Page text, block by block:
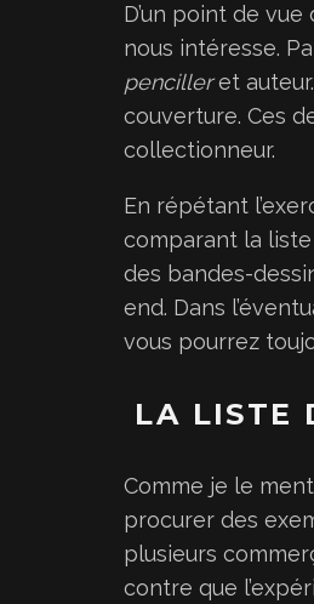
D’un point de
nous intéresse.
pencilleret
couverture. Ces
collectionneur.
En répétant
comparant la
des bandes-
end. Dans
vous pourrez
LA LISTE
Comme je le
procurer des
plusieurs
contre que